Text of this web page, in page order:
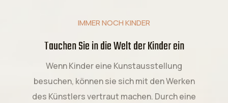
IMMER NOCH KINDER
Tauchen Sie in die Welt der Kinder ein
Wenn Kinder eine Kunstausstellung
besuchen, können sie sich mit den Werken
des Künstlers vertraut machen. Durch eine